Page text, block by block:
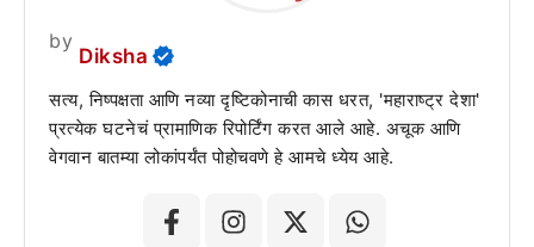
by
Diksha
सत्य, निष्पक्षता आणि नव्या दृष्टिकोनाची कास धरत, 'महाराष्ट्र देशा'
प्रत्येक घटनेचं प्रामाणिक रिपोर्टिंग करत आले आहे. अचूक आणि
वेगवान बातम्या लोकांपर्यंत पोहोचवणे हे आमचे ध्येय आहे.